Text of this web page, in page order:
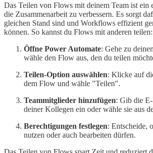
Das Teilen von Flows mit deinem Team ist ein
die Zusammenarbeit zu verbessern. Es sorgt
gleichen Stand sind und Workflows effizient
können. So kannst du Flows mit anderen teilen:
Öffne Power Automate: Gehe zu
wähle den Flow aus, den du teilen
Teilen-Option auswählen: Klicke auf
dem Flow und wähle "Teilen".
Teammitglieder hinzufügen: Gib die
deiner Kollegen ein oder wähle sie aus
Berechtigungen festlegen: Entscheide,
nutzen oder auch bearbeiten dürfen.